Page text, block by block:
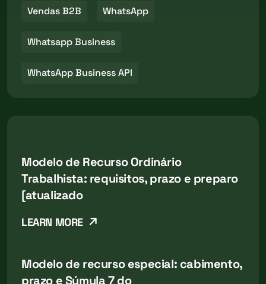
Vendas B2B WhatsApp
Whatsapp Business
WhatsApp Business API
Modelo de Recurso Ordinário
Trabalhista: requisitos, prazo e preparo
[atualizado
LEARN MORE
Modelo de recurso especial: cabimento,
prazo e Súmula 7 do